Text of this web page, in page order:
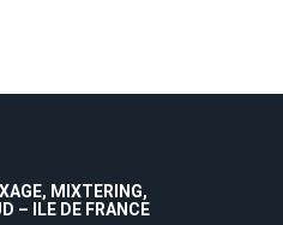
MIXTERING,
– ILE DE FRANCE